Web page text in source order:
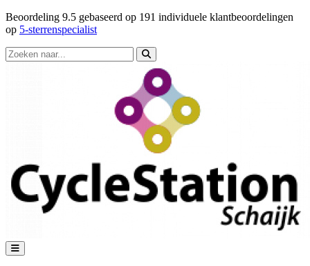
Beoordeling 9.5 gebaseerd op 191 individuele klantbeoordelingen
op 5-sterrenspecialist